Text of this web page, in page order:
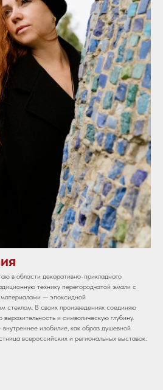
в области декоративно-прикладного
технику перегородчатой эмали с
— эпоксидной
стеклом. В своих произведениях соединяю
и символическую глубину.
изобилие, как образ душевной
всероссийских и региональных выставок.